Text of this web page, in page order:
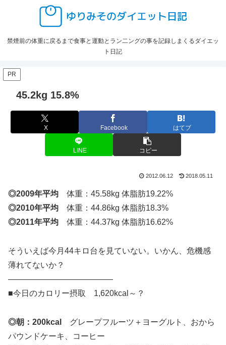
禁煙前の体重に戻るまで食事と運動とラン二ングの事を記録しまくるダイエッ
ト日記
PR
45.2kg 15.8%
X Facebook はてブ
LINE コピー
2012.06.12 2018.05.11
◎2009年平均 体重：45.58kg 体脂肪19.22%
◎2010年平均 体重：44.86kg 体脂肪18.3%
◎2011年平均 体重：44.37kg 体脂肪16.62%
そういえば今月44キロ台を見ていない。いかん、危機感
薄れてないか？
—————————————
■今日のカロリー摂取 1,620kcal～？
◎朝：200kcal
グレープフルーツ＋ヨーグルト、おから
パウンドケーキ、コーヒー